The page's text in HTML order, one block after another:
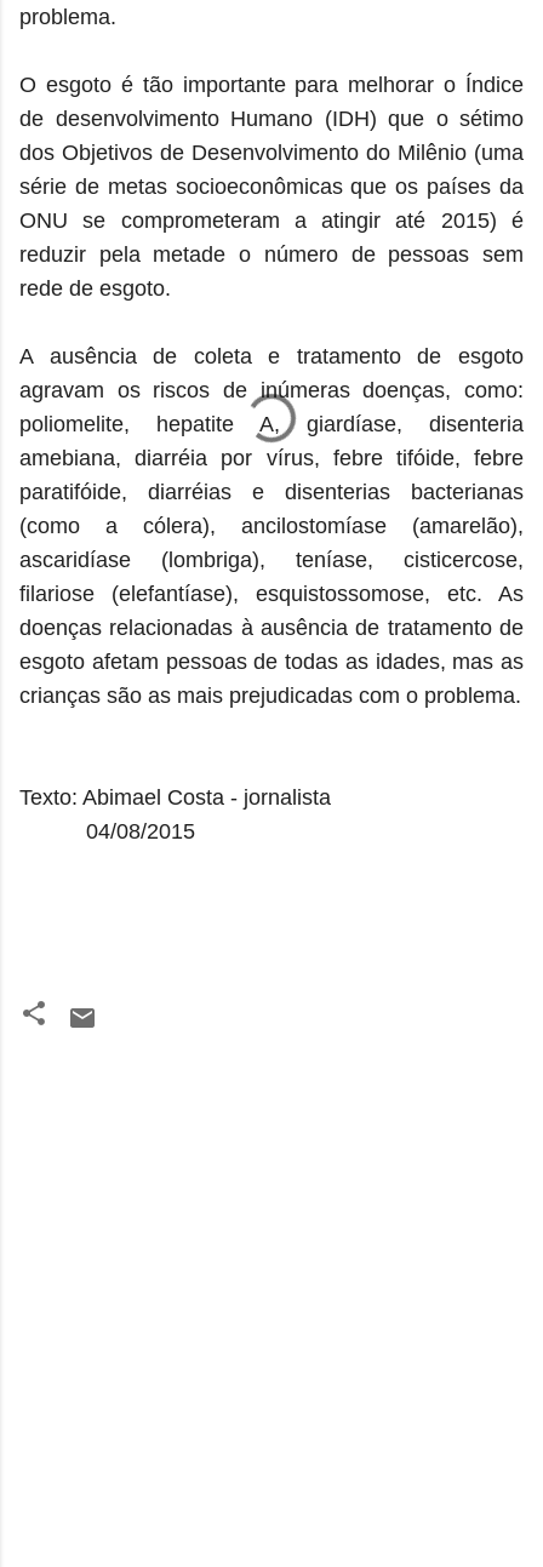
problema.
O esgoto é tão importante para melhorar o Índice
de desenvolvimento Humano (IDH) que o sétimo
dos Objetivos de Desenvolvimento do Milênio (uma
série de metas socioeconômicas que os países da
ONU se comprometeram a atingir até 2015) é
reduzir pela metade o número de pessoas sem
rede de esgoto.
A ausência de coleta e tratamento de esgoto
agravam os riscos de inúmeras doenças, como:
poliomelite, hepatite A, giardíase, disenteria
amebiana, diarréia por vírus, febre tifóide, febre
paratifóide, diarréias e disenterias bacterianas
(como a cólera), ancilostomíase (amarelão),
ascaridíase (lombriga), teníase, cisticercose,
filariose (elefantíase), esquistossomose, etc. As
doenças relacionadas à ausência de tratamento de
esgoto afetam pessoas de todas as idades, mas as
crianças são as mais prejudicadas com o problema.
Texto: Abimael Costa - jornalista
04/08/2015